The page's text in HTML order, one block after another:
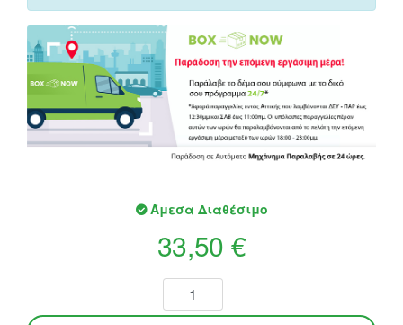
Άμεσα Διαθέσιμο
33,50 €